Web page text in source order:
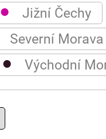
● Jižní Čechy
Severní Morava
● Východní